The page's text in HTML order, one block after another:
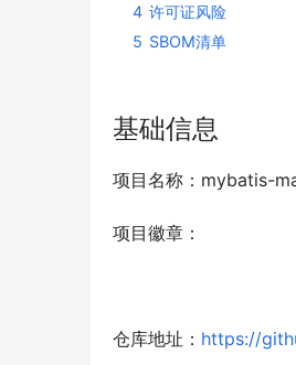
4 许可证风险
5 SBOM清单
基础信息
项目名称：mybatis-
项目徽章：
仓库地址： https://